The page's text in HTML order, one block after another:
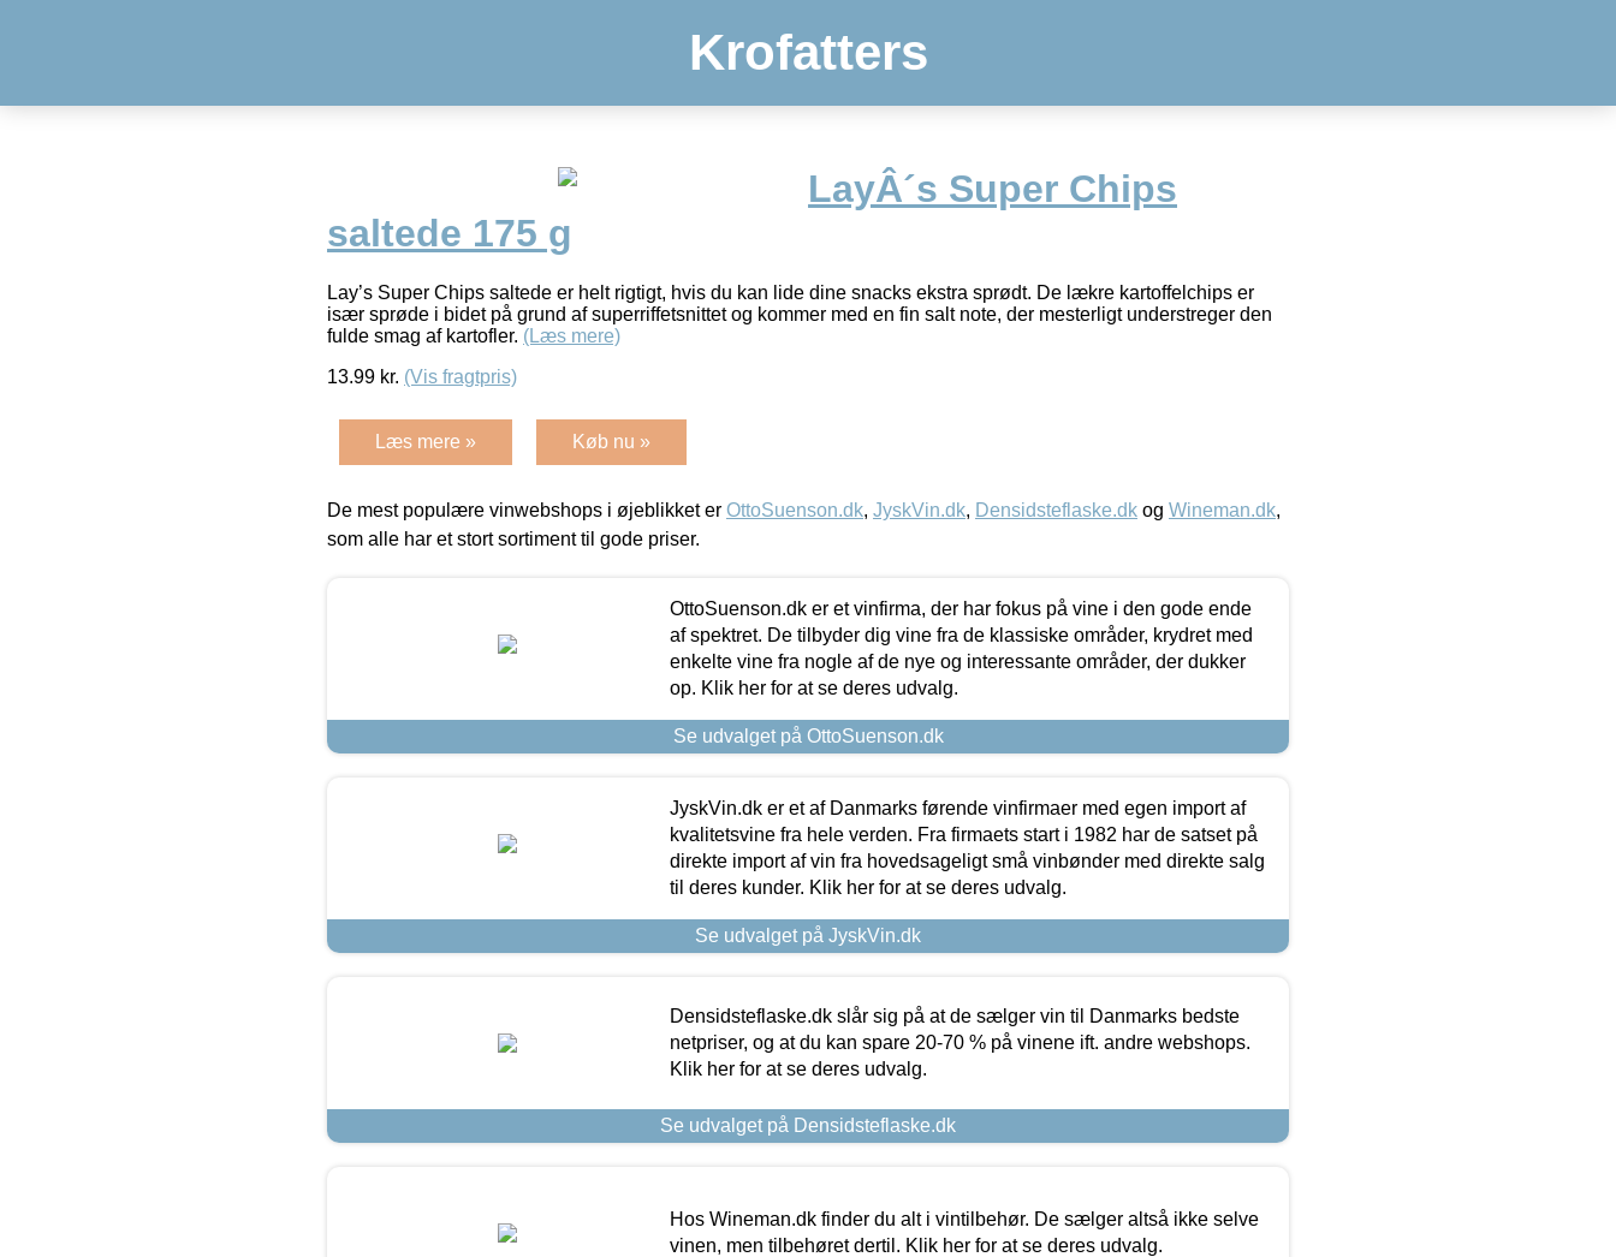
Krofatters
LayÂ´s Super Chips
saltede 175 g
Lay’s Super Chips saltede er helt rigtigt, hvis du kan lide dine snacks ekstra sprødt. De lækre kartoffelchips er
især sprøde i bidet på grund af superriffetsnittet og kommer med en fin salt note, der mesterligt understreger den
fulde smag af kartofler. (Læs mere)
13.99 kr. (Vis fragtpris)
Læs mere » Køb nu »
De mest populære vinwebshops i øjeblikket er OttoSuenson.dk, JyskVin.dk, Densidsteflaske.dk og Wineman.dk,
som alle har et stort sortiment til gode priser.
OttoSuenson.dk er et vinfirma, der har fokus på vine i den gode ende
af spektret. De tilbyder dig vine fra de klassiske områder, krydret med
enkelte vine fra nogle af de nye og interessante områder, der dukker
op. Klik her for at se deres udvalg.
Se udvalget på OttoSuenson.dk
JyskVin.dk er et af Danmarks førende vinfirmaer med egen import af
kvalitetsvine fra hele verden. Fra firmaets start i 1982 har de satset på
direkte import af vin fra hovedsageligt små vinbønder med direkte salg
til deres kunder. Klik her for at se deres udvalg.
Se udvalget på JyskVin.dk
Densidsteflaske.dk slår sig på at de sælger vin til Danmarks bedste
netpriser, og at du kan spare 20-70 % på vinene ift. andre webshops.
Klik her for at se deres udvalg.
Se udvalget på Densidsteflaske.dk
Hos Wineman.dk finder du alt i vintilbehør. De sælger altså ikke selve
vinen, men tilbehøret dertil. Klik her for at se deres udvalg.